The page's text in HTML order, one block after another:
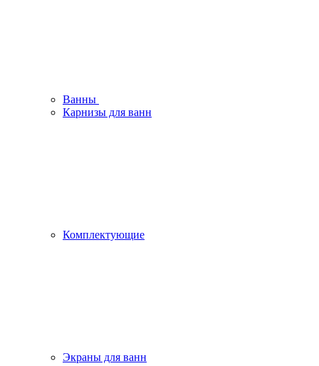
Ванны
Карнизы для ванн
Комплектующие
Экраны для ванн